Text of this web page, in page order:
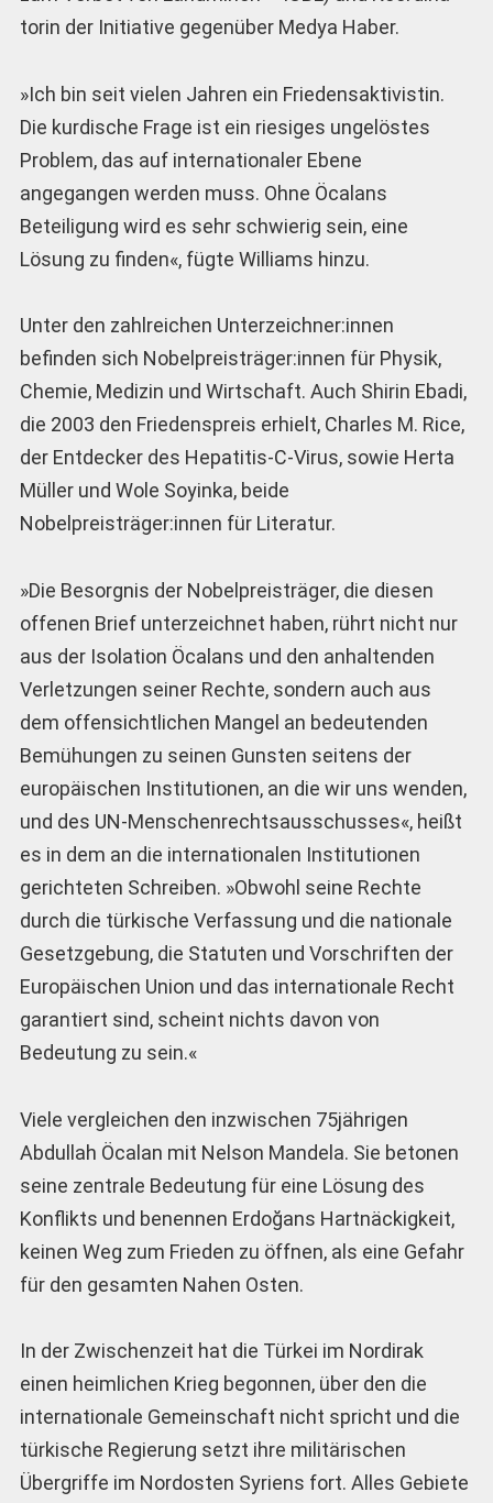
torin der Initiative gegenüber Medya Haber.
»Ich bin seit vielen Jahren ein Friedensaktivistin.
Die kurdische Frage ist ein riesiges ungelöstes
Problem, das auf internationaler Ebene
angegangen werden muss. Ohne Öcalans
Beteiligung wird es sehr schwierig sein, eine
Lösung zu finden«, fügte Williams hinzu.
Unter den zahlreichen Unterzeichner:innen
befinden sich Nobelpreisträger:innen für Physik,
Chemie, Medizin und Wirtschaft. Auch Shirin Ebadi,
die 2003 den Friedenspreis erhielt, Charles M. Rice,
der Entdecker des Hepatitis-C-Virus, sowie Herta
Müller und Wole Soyinka, beide
Nobelpreisträger:innen für Literatur.
»Die Besorgnis der Nobelpreisträger, die diesen
offenen Brief unterzeichnet haben, rührt nicht nur
aus der Isolation Öcalans und den anhaltenden
Verletzungen seiner Rechte, sondern auch aus
dem offensichtlichen Mangel an bedeutenden
Bemühungen zu seinen Gunsten seitens der
europäischen Institutionen, an die wir uns wenden,
und des UN-Menschenrechtsausschusses«, heißt
es in dem an die internationalen Institutionen
gerichteten Schreiben. »Obwohl seine Rechte
durch die türkische Verfassung und die nationale
Gesetzgebung, die Statuten und Vorschriften der
Europäischen Union und das internationale Recht
garantiert sind, scheint nichts davon von
Bedeutung zu sein.«
Viele vergleichen den inzwischen 75jährigen
Abdullah Öcalan mit Nelson Mandela. Sie betonen
seine zentrale Bedeutung für eine Lösung des
Konflikts und benennen Erdoğans Hartnäckigkeit,
keinen Weg zum Frieden zu öffnen, als eine Gefahr
für den gesamten Nahen Osten.
In der Zwischenzeit hat die Türkei im Nordirak
einen heimlichen Krieg begonnen, über den die
internationale Gemeinschaft nicht spricht und die
türkische Regierung setzt ihre militärischen
Übergriffe im Nordosten Syriens fort. Alles Gebiete